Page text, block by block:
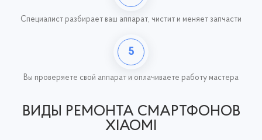
Специалист разбирает ваш аппарат, чистит и меняет запчасти
5
Вы проверяете свой аппарат и оплачиваете работу мастера
ВИДЫ РЕМОНТА СМАРТФОНОВ
XIAOMI